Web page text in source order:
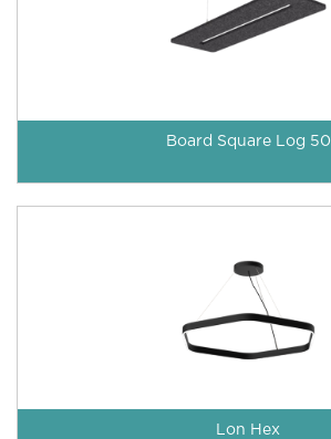
Board Square Log 50
Lon Hex